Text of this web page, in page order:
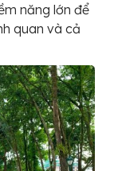
năng lớn để
quan và cả